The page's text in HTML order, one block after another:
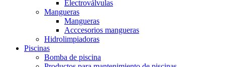
Electroválvulas
Mangueras
Mangueras
Acccesorios mangueras
Hidrolimpiadoras
Piscinas
Bomba de piscina